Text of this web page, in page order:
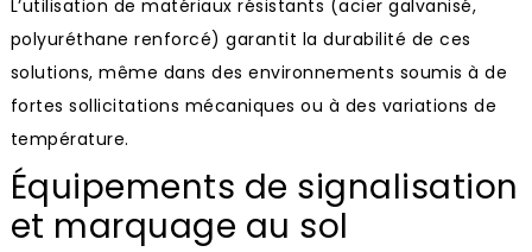
L’utilisation de matériaux résistants (acier galvanisé,
polyuréthane renforcé) garantit la durabilité de ces
solutions, même dans des environnements soumis à de
fortes sollicitations mécaniques ou à des variations de
température.
Équipements de signalisation
et marquage au sol